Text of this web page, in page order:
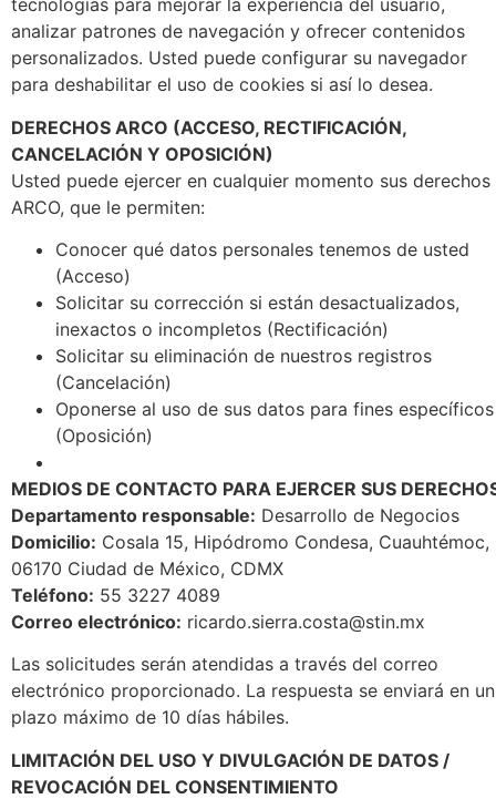
tecnologías para mejorar la experiencia del usuario,
analizar patrones de navegación y ofrecer contenidos
personalizados. Usted puede configurar su navegador
para deshabilitar el uso de cookies si así lo desea.
DERECHOS ARCO (ACCESO, RECTIFICACIÓN,
CANCELACIÓN Y OPOSICIÓN)
Usted puede ejercer en cualquier momento sus derechos
ARCO, que le permiten:
Conocer qué datos personales tenemos de usted
(Acceso)
Solicitar su corrección si están desactualizados,
inexactos o incompletos (Rectificación)
Solicitar su eliminación de nuestros registros
(Cancelación)
Oponerse al uso de sus datos para fines específicos
(Oposición)
MEDIOS DE CONTACTO PARA EJERCER SUS
Departamento responsable: Desarrollo de Negocios
Domicilio: Cosala 15, Hipódromo Condesa, Cuauhtémoc,
06170 Ciudad de México, CDMX
Teléfono: 55 3227 4089
Correo electrónico: ricardo.sierra.costa@stin.mx
Las solicitudes serán atendidas a través del correo
electrónico proporcionado. La respuesta se enviará en un
plazo máximo de 10 días hábiles.
LIMITACIÓN DEL USO Y DIVULGACIÓN DE DATOS /
REVOCACIÓN DEL CONSENTIMIENTO